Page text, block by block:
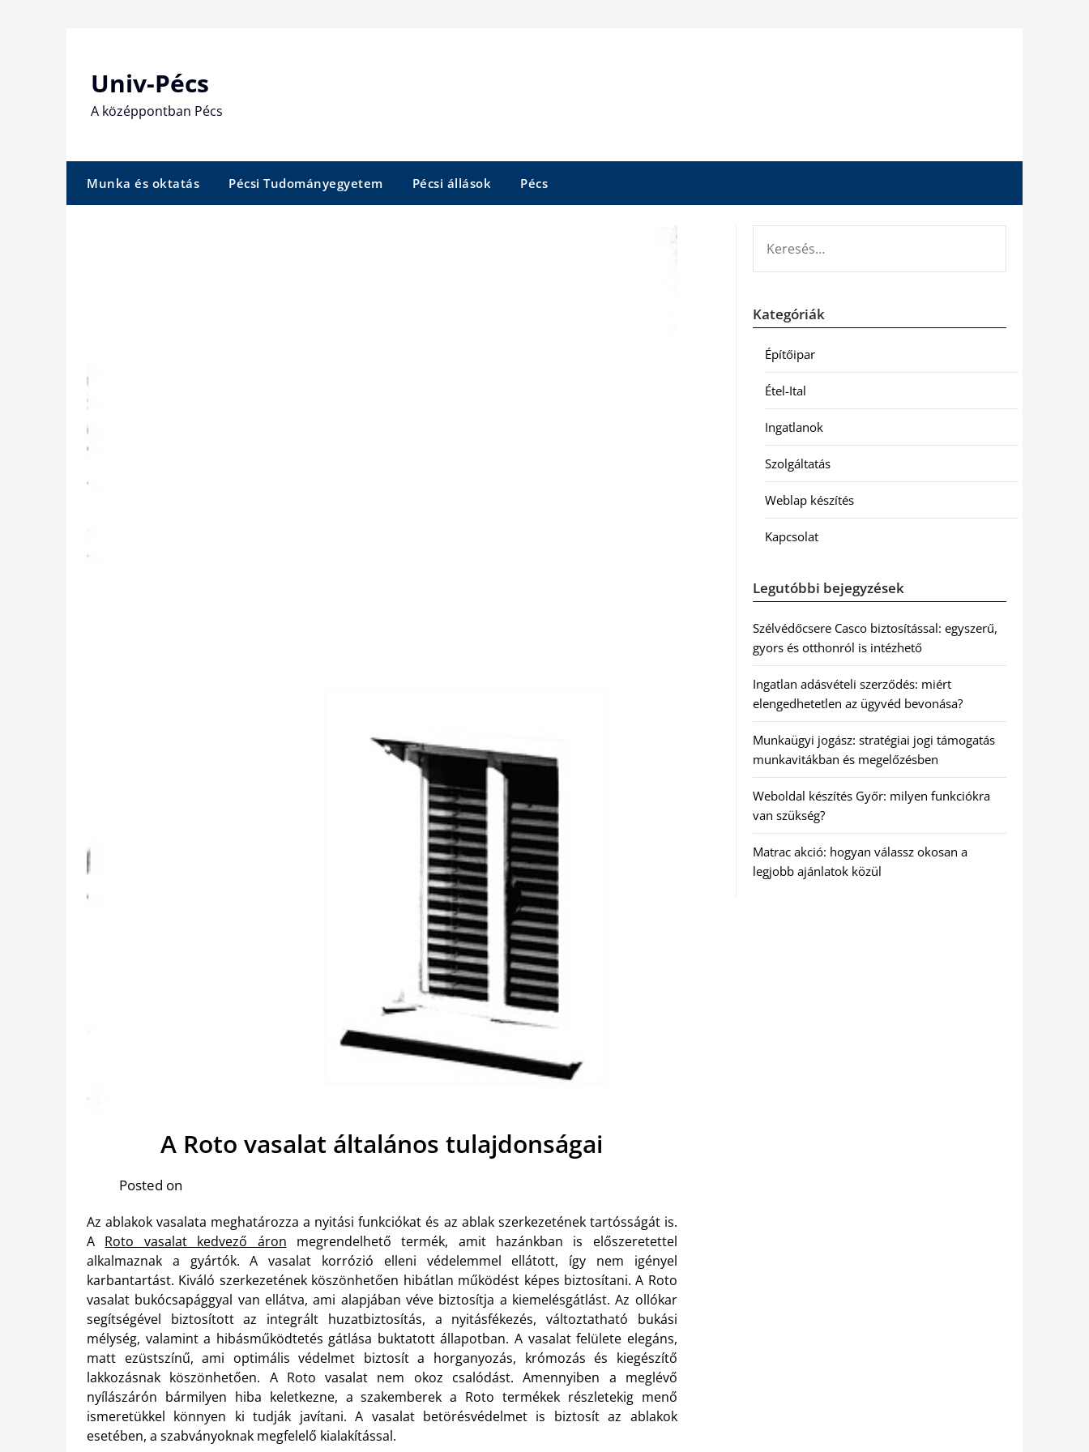
Univ-Pécs
A középpontban Pécs
Munka és oktatás Pécsi Tudományegyetem Pécsi állások Pécs
A Roto vasalat általános tulajdonságai
Posted on
Az ablakok vasalata meghatározza a nyitási funkciókat és az ablak szerkezetének tartósságát is.
A Roto vasalat kedvező áron megrendelhető termék, amit hazánkban is előszeretettel
alkalmaznak a gyártók. A vasalat korrózió elleni védelemmel ellátott, így nem igényel
karbantartást. Kiváló szerkezetének köszönhetően hibátlan működést képes biztosítani. A Roto
vasalat bukócsapággyal van ellátva, ami alapjában véve biztosítja a kiemelésgátlást. Az ollókar
segítségével biztosított az integrált huzatbiztosítás, a nyitásfékezés, változtatható bukási
mélység, valamint a hibásműködtetés gátlása buktatott állapotban. A vasalat felülete elegáns,
matt ezüstszínű, ami optimális védelmet biztosít a horganyozás, krómozás és kiegészítő
lakkozásnak köszönhetően. A Roto vasalat nem okoz csalódást. Amennyiben a meglévő
nyílászárón bármilyen hiba keletkezne, a szakemberek a Roto termékek részletekig menő
ismeretükkel könnyen ki tudják javítani. A vasalat betörésvédelmet is biztosít az ablakok
esetében, a szabványoknak megfelelő kialakítással.
Kategóriák
Építőipar
Étel-Ital
Ingatlanok
Szolgáltatás
Weblap készítés
Kapcsolat
Legutóbbi bejegyzések
Szélvédőcsere Casco biztosítással: egyszerű,
gyors és otthonról is intézhető
Ingatlan adásvételi szerződés: miért
elengedhetetlen az ügyvéd bevonása?
Munkaügyi jogász: stratégiai jogi támogatás
munkavitákban és megelőzésben
Weboldal készítés Győr: milyen funkciókra
van szükség?
Matrac akció: hogyan válassz okosan a
legjobb ajánlatok közül